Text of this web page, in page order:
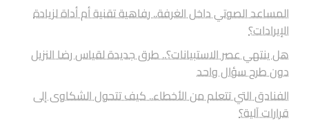
المساعد الصوتي داخل الغرفة.. رفاهية تقنية أم أداة لزيادة
الإيرادات؟
هل ينتهي عصر الاستبيانات؟.. طرق جديدة لقياس رضا النزيل
دون طرح سؤال واحد
الفنادق التي تتعلم من الأخطاء.. كيف تتحول الشكاوى إلى
قرارات آلية؟